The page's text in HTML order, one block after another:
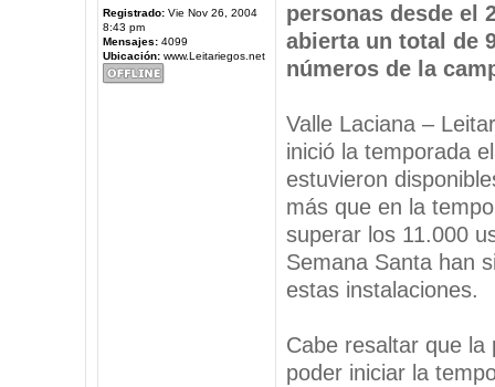
Registrado:Vie Nov 26, 2004
8:43 pm
Mensajes:4099
Ubicación:www.Leitariegos.net
personas desde el
abierta un total de
números de la
Valle Laciana –
inició la temporada
estuvieron
más que en la
superar los 11.000
Semana Santa han
estas instalaciones.
Cabe resaltar que la
poder iniciar la